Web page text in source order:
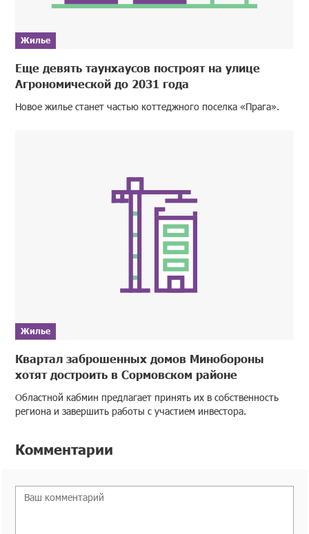
Жилье
Еще девять таунхаусов построят на улице
Агрономической до 2031 года
Новое жилье станет частью коттеджного поселка «Прага».
Жилье
Квартал заброшенных домов Минобороны
хотят достроить в Сормовском районе
Областной кабмин предлагает принять их в собственность
региона и завершить работы с участием инвестора.
Комментарии